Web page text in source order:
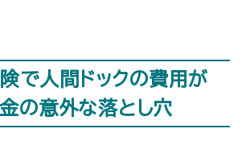
で人間ドックの費用が
の意外な落とし穴